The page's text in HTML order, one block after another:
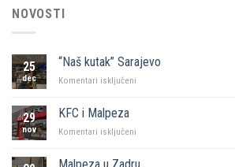
NOVOSTI
25
dec
“Naš kutak” Sarajevo
Komentari isključeni
29
nov
KFC i Malpeza
Komentari isključeni